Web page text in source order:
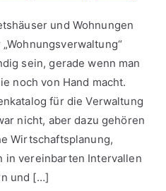
und Wohnungen
sein, gerade wenn man
noch von Hand macht.
für die Verwaltung
nicht, aber dazu gehören
Wirtschaftsplanung,
in vereinbarten Intervallen
und […]